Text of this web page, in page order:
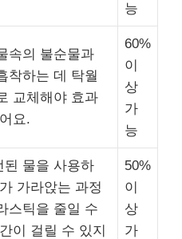
능
속의 불순물과
착하는 데 탁월
교체해야 효과
요.
60%
이
상
가
능
된 물을 사용하
가라앉는 과정
스틱을 줄일 수
이 걸릴 수 있지
50%
이
상
가